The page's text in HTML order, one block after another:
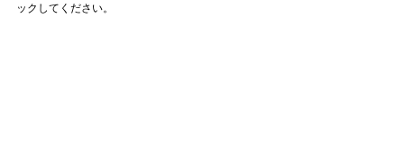
ックしてください。